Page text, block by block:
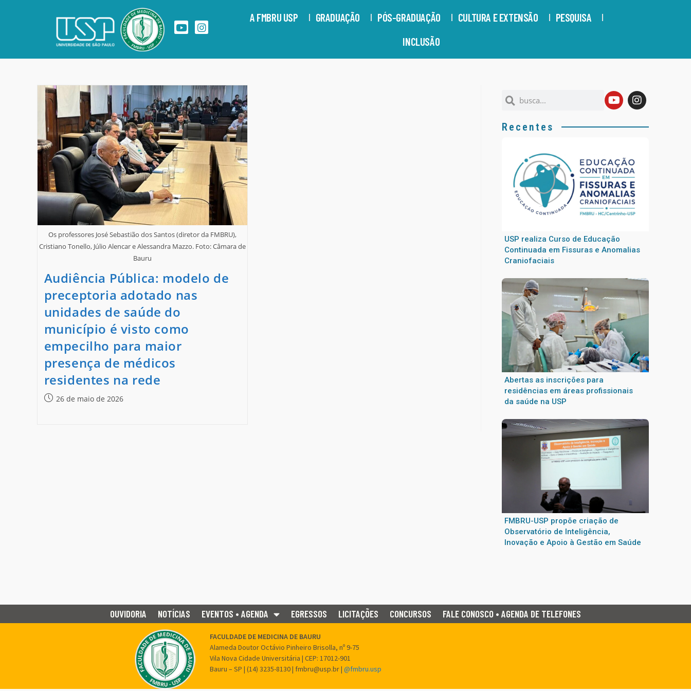
A FMBRU USP GRADUAÇÃO PÓS-GRADUAÇÃO CULTURA E EXTENSÃO
PESQUISA
INCLUSÃO
Os professores José Sebastião dos Santos (diretor da FMBRU),
Cristiano Tonello, Júlio Alencar e Alessandra Mazzo. Foto: Câmara de
Bauru
Audiência Pública: modelo de
preceptoria adotado nas
unidades de saúde do
município é visto como
empecilho para maior
presença de médicos
residentes na rede
26 de maio de 2026
Recentes
USP realiza Curso de Educação
Continuada em Fissuras e Anomalias
Craniofaciais
Abertas as inscrições para
residências em áreas profissionais
da saúde na USP
FMBRU-USP propõe criação de
Observatório de Inteligência,
Inovação e Apoio à Gestão em Saúde
OUVIDORIA NOTÍCIAS EVENTOS • AGENDA EGRESSOS LICITAÇÕES CONCURSOS FALE CONOSCO • AGENDA DE TELEFONES
FACULDADE DE MEDICINA DE BAURU
Alameda Doutor Octávio Pinheiro Brisolla, nº 9-75
Vila Nova Cidade Universitária | CEP: 17012-901
Bauru – SP | (14) 3235-8130 | fmbru@usp.br |@fmbru.usp